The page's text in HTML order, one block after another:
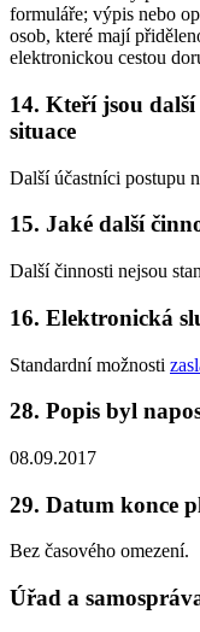
formuláře; výpis nebo
osob, které mají
elektronickou cestou
14. Kteří jsou
situace
Další účastníci postupu
15. Jaké další
Další činnosti nejsou
16. Elektronická
Standardní možnosti
28. Popis byl
08.09.2017
29. Datum konce
Bez časového omezení.
Úřad a